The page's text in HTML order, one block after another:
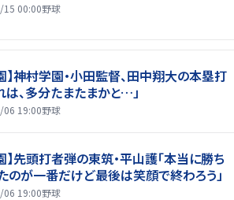
00:00野球
】神村学園・小田監督、田中翔大の本塁打
は、多分たまたまかと…」
19:00野球
】先頭打者弾の東筑・平山護「本当に勝ち
のが一番だけど最後は笑顔で終わろう」
19:00野球